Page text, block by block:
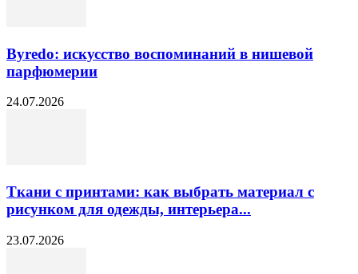
Byredo: искусство воспоминаний в нишевой
парфюмерии
24.07.2026
Ткани с принтами: как выбрать материал с
рисунком для одежды, интерьера...
23.07.2026